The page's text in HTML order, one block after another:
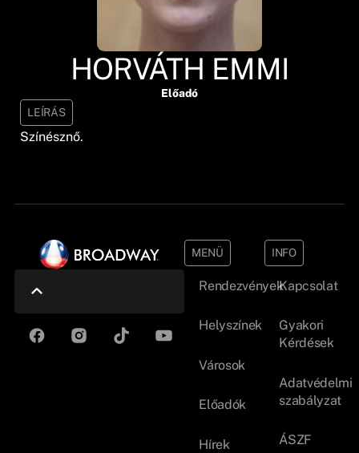
HORVÁTH EMMI
Előadó
LEÍRÁS
Színésznő.
MENÜ
Rendezvények
Helyszínek
Városok
Előadók
Hírek
INFO
Kapcsolat
Gyakori
Kérdések
Adatvédelmi
szabályzat
ÁSZF